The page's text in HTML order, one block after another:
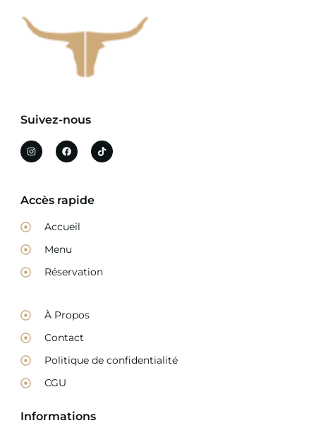
Suivez-nous
Accès rapide
Accueil
Menu
Réservation
À Propos
Contact
Politique de confidentialité
CGU
Informations